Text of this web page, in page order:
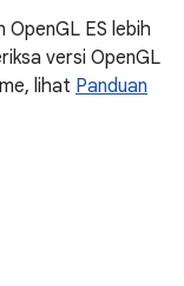
OpenGL ES lebih
versi OpenGL
lihat Panduan